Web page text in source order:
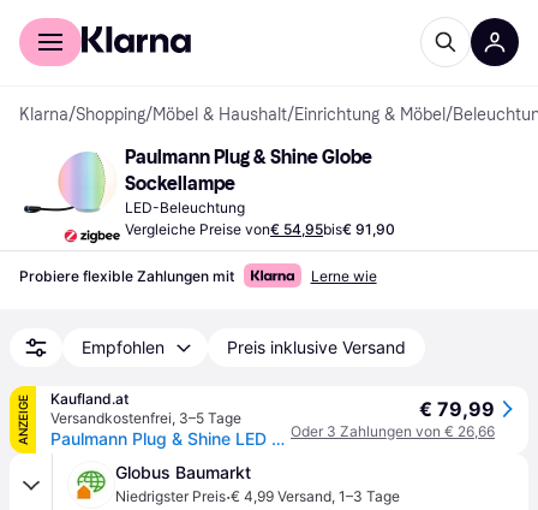
Für Shopper
Klarna/Shopping/Möbel & Haushalt/Einrichtung & Möbel /
Paulmann Plug & Shine Globe
Sockellampe
LED-Beleuchtung
Vergleiche Preise von€ 54,95bis€ 91,90
Probiere flexible Zahlungen mit Lerne wie
Empfohlen Preis inklusive Versand
ANZEIGE
Kaufland.at
Versandkostenfrei, 3–5 Tage
Paulmann Plug & Shine LED Lichtobjekt Globe
€ 79,99
Oder 3 Zahlungen von € 26,66
Globus Baumarkt
Niedrigster Preis·€ 4,99 Versand, 1–3 Tage